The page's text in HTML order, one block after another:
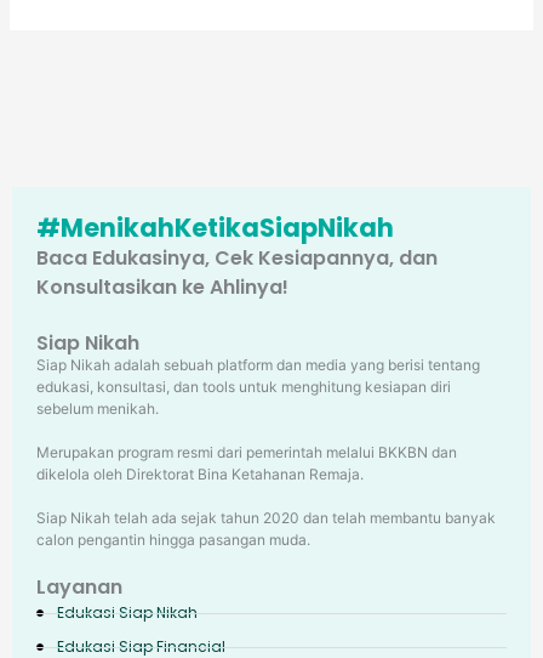
#MenikahKetikaSiapNikah
Baca Edukasinya, Cek Kesiapannya, dan
Konsultasikan ke Ahlinya!
Siap Nikah
Siap Nikah adalah sebuah platform dan media yang berisi tentang
edukasi, konsultasi, dan tools untuk menghitung kesiapan diri
sebelum menikah.
Merupakan program resmi dari pemerintah melalui BKKBN dan
dikelola oleh Direktorat Bina Ketahanan Remaja.
Siap Nikah telah ada sejak tahun 2020 dan telah membantu banyak
calon pengantin hingga pasangan muda.
Layanan
Edukasi Siap Nikah
Edukasi Siap Financial